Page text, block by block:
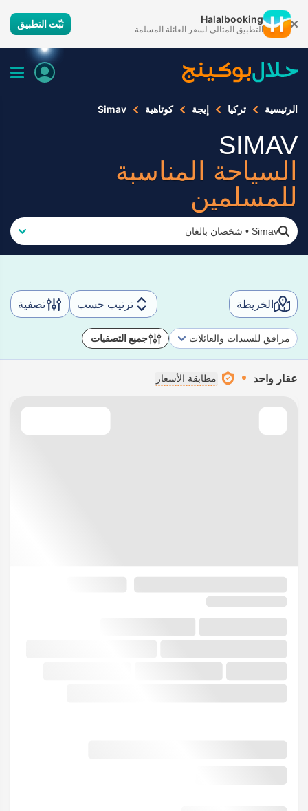
Halalbooking
التطبيق المثالي لسفر العائلة المسلمة ثبّت التطبيق
الرئيسية تركيا إيجة كوتاهية Simav
SIMAV
السياحة المناسبة
للمسلمين
Simav
• شخصان بالغان
الخريطة ترتيب حسب تصفية
مرافق للسيدات والعائلات جميع التصفيات
عقار واحد مطابقة الأسعار